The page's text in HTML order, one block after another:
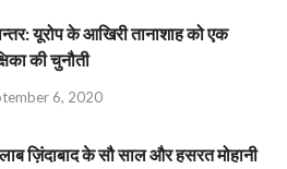
यूरोप के आखिरी तानाशाह को एक
की चुनौती
6, 2020
ज़िंदाबाद के सौ साल और हसरत मोहानी